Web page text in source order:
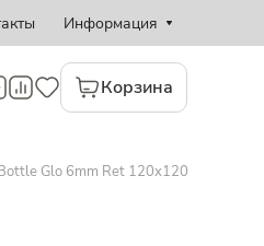
Информация
Корзина
Glo 6mm Ret 120x120